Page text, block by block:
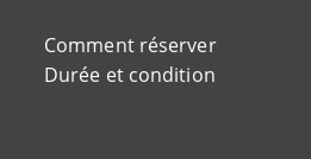
Comment réserver
Durée et condition